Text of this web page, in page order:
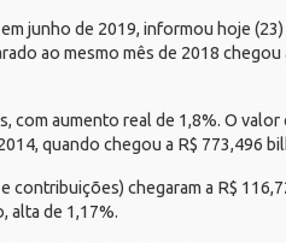
junho de 2019, informou hoje
ao mesmo mês de 2018
com aumento real de 1,8%. O
quando chegou a R$ 773,496
chegaram a R$
alta de 1,17%.